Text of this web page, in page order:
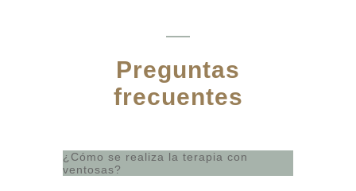
Preguntas
frecuentes
¿Cómo se realiza la terapia con
ventosas?